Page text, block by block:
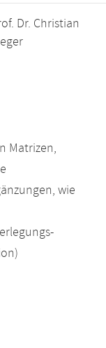
Dr. Christian
Matrizen,
wie